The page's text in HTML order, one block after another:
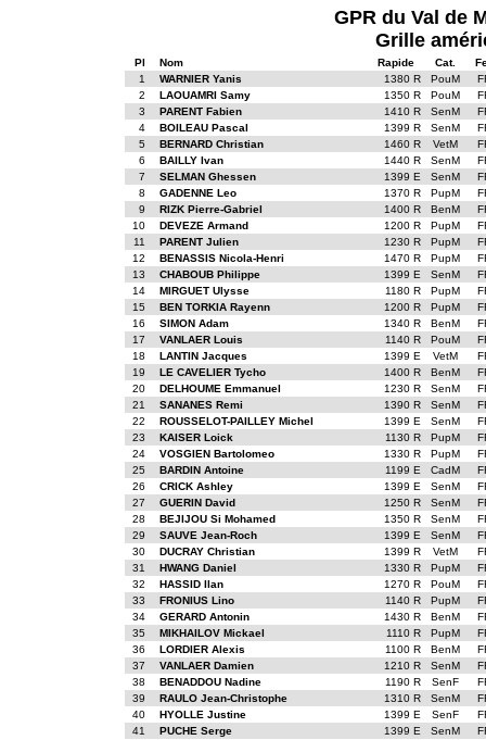
GPR du Val de
Grille
Pl Nom Rapide Cat.
1
WARNIER Yanis 1380 R PouM
2
LAOUAMRI Samy 1350 R PouM
3
PARENT Fabien 1410 R SenM
4
BOILEAU Pascal 1399 R SenM
5
BERNARD Christian 1460 R VetM
6
BAILLY Ivan 1440 R SenM
7
SELMAN Ghessen 1399 E SenM
8
GADENNE Leo 1370 R PupM
9
RIZK Pierre-Gabriel 1400 R BenM
10
DEVEZE Armand 1200 R PupM
11
PARENT Julien 1230 R PupM
12
BENASSIS Nicola-Henri 1470 R PupM
13
CHABOUB Philippe 1399 E SenM
14
MIRGUET Ulysse 1180 R PupM
15
BEN TORKIA Rayenn 1200 R PupM
16
SIMON Adam 1340 R BenM
17
VANLAER Louis 1140 R PouM
18
LANTIN Jacques 1399 E VetM
19
LE CAVELIER Tycho 1400 R BenM
20
DELHOUME Emmanuel 1230 R SenM
21
SANANES Remi 1390 R SenM
22
ROUSSELOT-PAILLEY Michel 1399 E SenM
23
KAISER Loick 1130 R PupM
24
VOSGIEN Bartolomeo 1330 R PupM
25
BARDIN Antoine 1199 E CadM
26
CRICK Ashley 1399 E SenM
27
GUERIN David 1250 R SenM
28
BEJIJOU Si Mohamed 1350 R SenM
29
SAUVE Jean-Roch 1399 E SenM
30
DUCRAY Christian 1399 R VetM
31
HWANG Daniel 1330 R PupM
32
HASSID Ilan 1270 R PouM
33
FRONIUS Lino 1140 R PupM
34
GERARD Antonin 1430 R BenM
35
MIKHAILOV Mickael 1110 R PupM
36
LORDIER Alexis 1100 R BenM
37
VANLAER Damien 1210 R SenM
38
BENADDOU Nadine 1190 R SenF
39
RAULO Jean-Christophe 1310 R SenM
40
HYOLLE Justine 1399 E SenF
41
PUCHE Serge 1399 E SenM